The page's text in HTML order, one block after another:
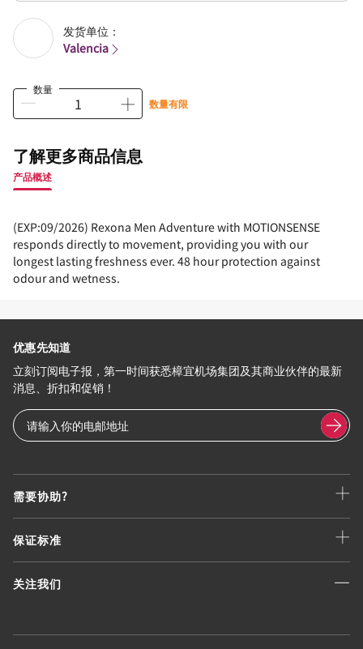
发货单位：
Valencia
数量
数量有限
了解更多商品信息
产品概述
(EXP:09/2026) Rexona Men Adventure with MOTIONSENSE
responds directly to movement, providing you with our
longest lasting freshness ever. 48 hour protection against
odour and wetness.
需要协助?
保证标准
关注我们
优惠先知道
立刻订阅电子报，第一时间获悉樟宜机场集团及其商业伙伴的最新
消息、折扣和促销！